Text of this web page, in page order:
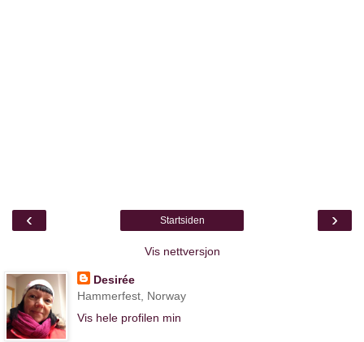
‹ ›
Startsiden
Vis nettversjon
Desirée
Hammerfest, Norway
Vis hele profilen min